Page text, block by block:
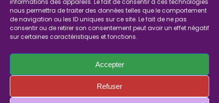
informations des appareils. Le fait de consentir à ces technologies
nous permettra de traiter des données telles que le comportement
de navigation ou les ID uniques sur ce site. Le fait de ne pas
consentir ou de retirer son consentement peut avoir un effet négatif
sur certaines caractéristiques et fonctions.
Accepter
Refuser